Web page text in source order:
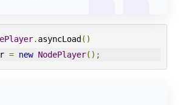
. asyncLoad ()
= new NodePlayer();